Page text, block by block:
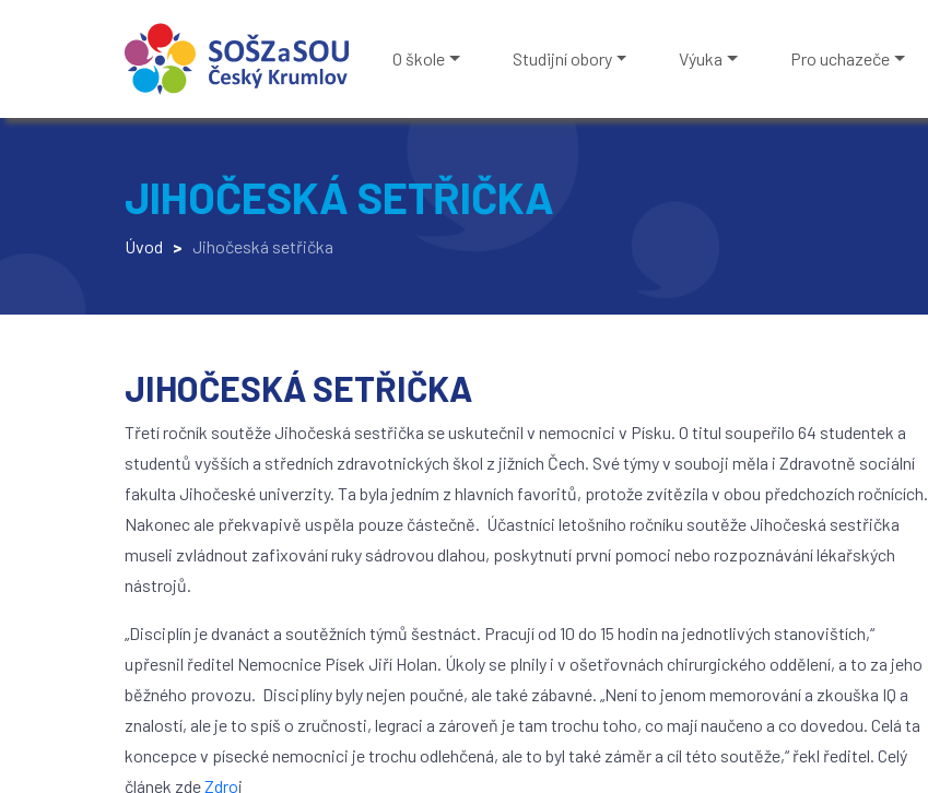
O škole Studijní obory Výuka Pro uchazeče
JIHOČESKÁ SETŘIČKA
Úvod > Jihočeská setřička
JIHOČESKÁ SETŘIČKA
Třetí ročník soutěže Jihočeská sestřička se uskutečnil v nemocnici v Písku. O titul soupeřilo 64 studentek a
studentů vyšších a středních zdravotnických škol z jižních Čech. Své týmy v souboji měla i Zdravotně sociální
fakulta Jihočeské univerzity. Ta byla jedním z hlavních favoritů, protože zvítězila v obou předchozích ročnících.
Nakonec ale překvapivě uspěla pouze částečně. Účastníci letošního ročníku soutěže Jihočeská sestřička
museli zvládnout zafixování ruky sádrovou dlahou, poskytnutí první pomoci nebo rozpoznávání lékařských
nástrojů.
„Disciplín je dvanáct a soutěžních týmů šestnáct. Pracují od 10 do 15 hodin na jednotlivých stanovištích,“
upřesnil ředitel Nemocnice Písek Jiří Holan. Úkoly se plnily i v ošetřovnách chirurgického oddělení, a to za jeho
běžného provozu. Disciplíny byly nejen poučné, ale také zábavné. „Není to jenom memorování a zkouška IQ a
znalostí, ale je to spíš o zručnosti, legraci a zároveň je tam trochu toho, co mají naučeno a co dovedou. Celá ta
koncepce v písecké nemocnici je trochu odlehčená, ale to byl také záměr a cíl této soutěže,“ řekl ředitel. Celý
článek zdeZdroj